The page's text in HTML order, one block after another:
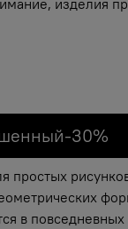
изделия
30%
простых
в повседневных